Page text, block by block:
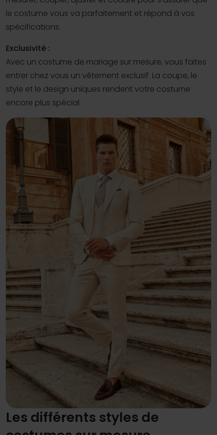
le costume vous va parfaitement et répond à vos
spécifications.
Exclusivité :
Avec un costume de mariage sur mesure, vous faites
entrer chez vous un vêtement exclusif. La coupe, le
style et le design uniques rendent votre costume
encore plus spécial.
Les différents styles de